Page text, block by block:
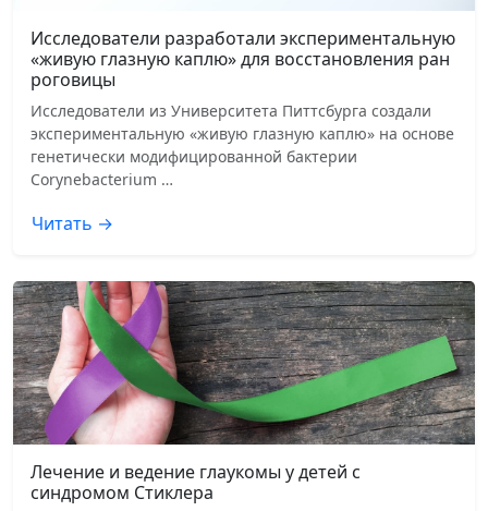
Исследователи разработали экспериментальную
«живую глазную каплю» для восстановления ран
роговицы
Исследователи из Университета Питтсбурга создали
экспериментальную «живую глазную каплю» на основе
генетически модифицированной бактерии
Corynebacterium …
Читать →
Лечение и ведение глаукомы у детей с
синдромом Стиклера